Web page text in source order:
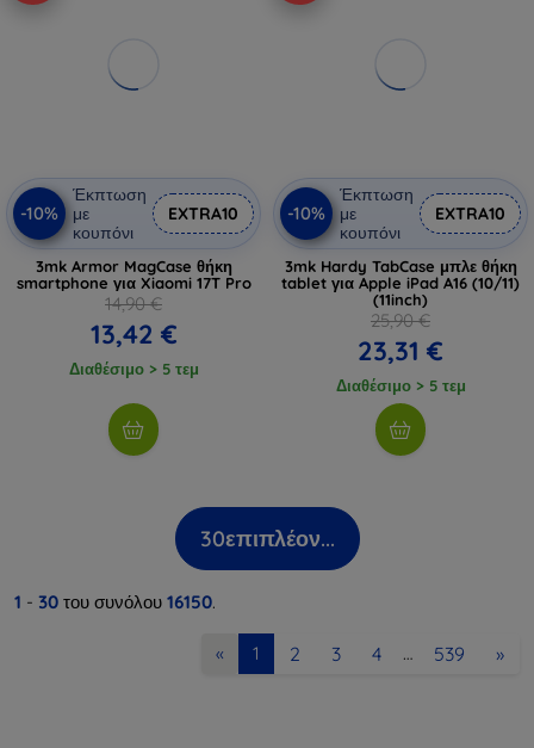
-10%
Έκπτωση
με
κουπόνι
EXTRA10
3mk Armor MagCase θήκη
smartphone για Xiaomi 17T Pro
14,90 €
13,42 €
Διαθέσιμο > 5 τεμ
-10%
Έκπτωση
με
κουπόνι
EXTRA10
3mk Hardy TabCase μπλε θήκη
tablet για Apple iPad A16 (10/11)
(11inch)
25,90 €
23,31 €
Διαθέσιμο > 5 τεμ
30επιπλέον...
1 - 30 του συνόλου 16150.
« 1 2 3 4 … 539 »